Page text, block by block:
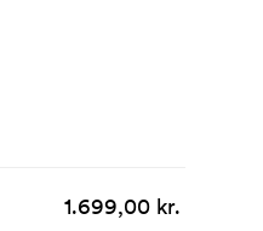
1.699,00 kr.